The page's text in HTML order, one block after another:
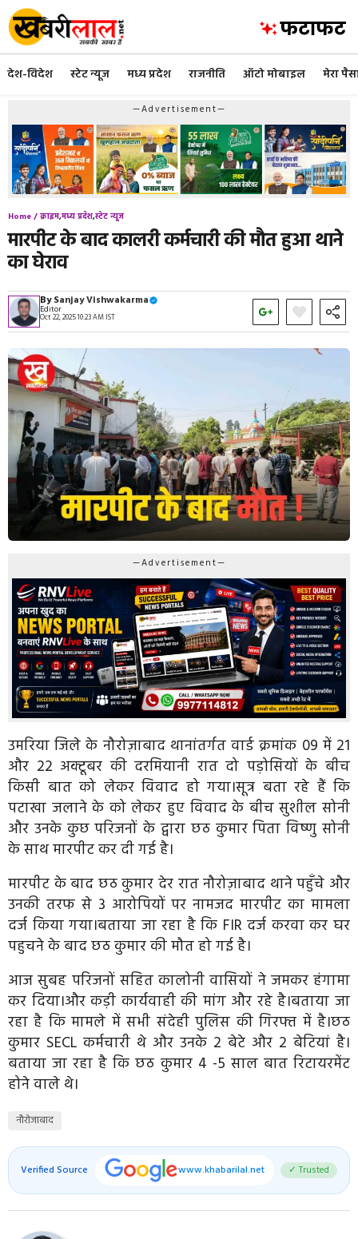
Skip
to
content
देश-विदेश स्टेट न्यूज मध्य प्रदेश राजनीति ऑटो मोबाइल मेरा
—Advertisement—
Home /क्राइम,मध्य प्रदेश,स्टेट न्यूज
मारपीट के बाद कालरी कर्मचारी की मौत हुआ थाने
का घेराव
BySanjay Vishwakarma
Editor
Oct 22, 2025 10:23 AM IST
—Advertisement—
उमरिया जिले के नौरोज़ाबाद थानांतर्गत वार्ड क्रमांक 09 में 21
और 22 अक्टूबर की दरमियानी रात दो पड़ोसियों के बीच
किसी बात को लेकर विवाद हो गया।सूत्र बता रहे हैं कि
पटाखा जलाने के को लेकर हुए विवाद के बीच सुशील सोनी
और उनके कुछ परिजनों के द्वारा छठ कुमार पिता विष्णु सोनी
के साथ मारपीट कर दी गई है।
मारपीट के बाद छठ कुमार देर रात नौरोज़ाबाद थाने पहुँचे और
उनकी तरफ से 3 आरोपियों पर नामजद मारपीट का मामला
दर्ज किया गया।बताया जा रहा है कि FIR दर्ज करवा कर घर
पहुचने के बाद छठ कुमार की मौत हो गई है।
आज सुबह परिजनों सहित कालोनी वासियों ने जमकर हंगामा
कर दिया।और कड़ी कार्यवाही की मांग और रहे है।बताया जा
रहा है कि मामले में सभी संदेही पुलिस की गिरफ्त में है।छठ
कुमार SECL कर्मचारी थे और उनके 2 बेटे और 2 बेटियां है।
बताया जा रहा है कि छठ कुमार 4 -5 साल बात रिटायरमेंट
होने वाले थे।
नौरोजाबाद
Verified Source www.khabarilal.net ✓ Trusted